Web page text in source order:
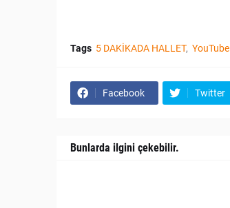
Tags 5 DAKİKADA HALLET YouTube
Facebook Twitter
Bunlarda ilgini çekebilir.